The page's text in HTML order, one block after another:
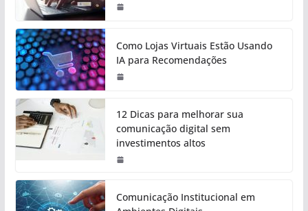
Como Lojas Virtuais Estão Usando
IA para Recomendações
12 Dicas para melhorar sua
comunicação digital sem
investimentos altos
Comunicação Institucional em